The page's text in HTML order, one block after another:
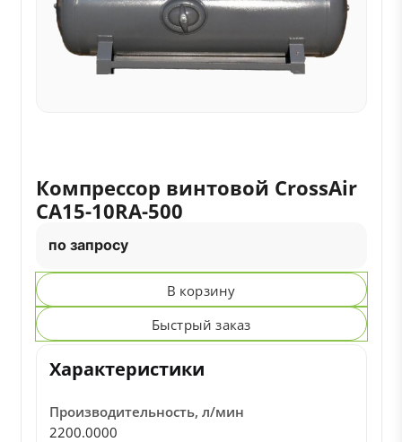
Компрессор винтовой CrossAir
CA15-10RA-500
по запросу
В корзину
Быстрый заказ
Характеристики
Производительность, л/мин
2200.0000